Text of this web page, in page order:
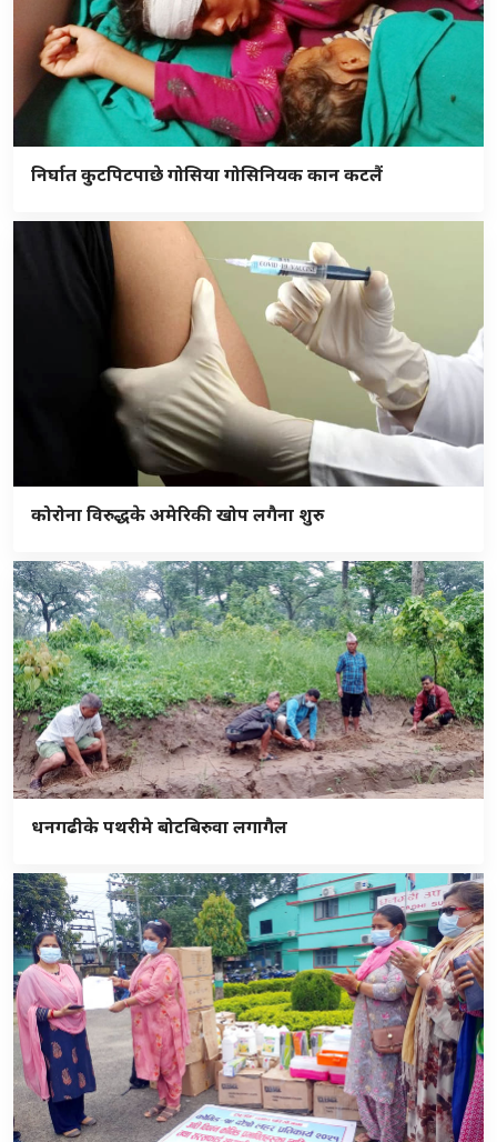
निर्घात कुटपिटपाछे गोसिया गोसिनियक कान कटलैं
कोरोना विरुद्धके अमेरिकी खोप लगैना शुरु
धनगढीके पथरीमे बोटबिरुवा लगागैल